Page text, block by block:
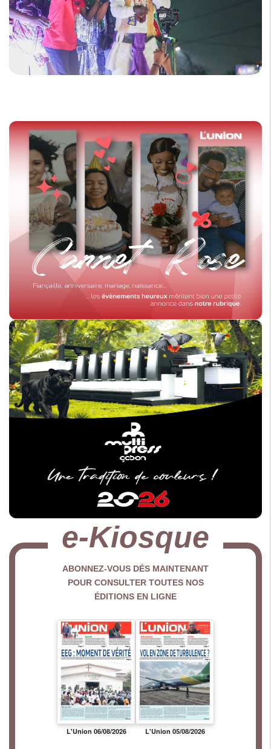
e-Kiosque
ABONNEZ-VOUS DÉS MAINTENANT
POUR CONSULTER TOUTES NOS
ÉDITIONS EN LIGNE